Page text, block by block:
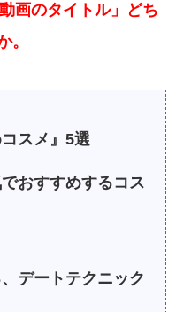
画のタイトル」どち
。
スメ』5選
おすすめするコス
デートテクニック